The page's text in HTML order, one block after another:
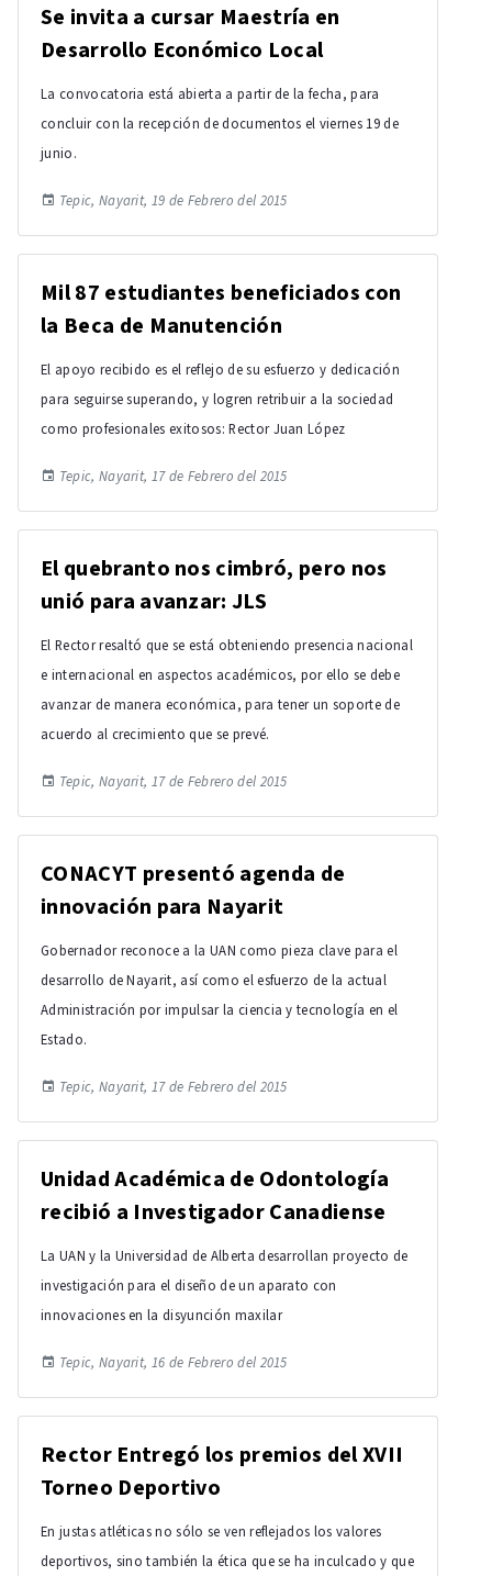
Se invita a cursar Maestría en
Desarrollo Económico Local
La convocatoria está abierta a partir de la fecha, para
concluir con la recepción de documentos el viernes 19 de
junio.
Tepic, Nayarit, 19 de Febrero del 2015
Mil 87 estudiantes beneficiados con
la Beca de Manutención
El apoyo recibido es el reflejo de su esfuerzo y dedicación
para seguirse superando, y logren retribuir a la sociedad
como profesionales exitosos: Rector Juan López
Tepic, Nayarit, 17 de Febrero del 2015
El quebranto nos cimbró, pero nos
unió para avanzar: JLS
El Rector resaltó que se está obteniendo presencia nacional
e internacional en aspectos académicos, por ello se debe
avanzar de manera económica, para tener un soporte de
acuerdo al crecimiento que se prevé.
Tepic, Nayarit, 17 de Febrero del 2015
CONACYT presentó agenda de
innovación para Nayarit
Gobernador reconoce a la UAN como pieza clave para el
desarrollo de Nayarit, así como el esfuerzo de la actual
Administración por impulsar la ciencia y tecnología en el
Estado.
Tepic, Nayarit, 17 de Febrero del 2015
Unidad Académica de Odontología
recibió a Investigador Canadiense
La UAN y la Universidad de Alberta desarrollan proyecto de
investigación para el diseño de un aparato con
innovaciones en la disyunción maxilar
Tepic, Nayarit, 16 de Febrero del 2015
Rector Entregó los premios del XVII
Torneo Deportivo
En justas atléticas no sólo se ven reflejados los valores
deportivos, sino también la ética que se ha inculcado y que